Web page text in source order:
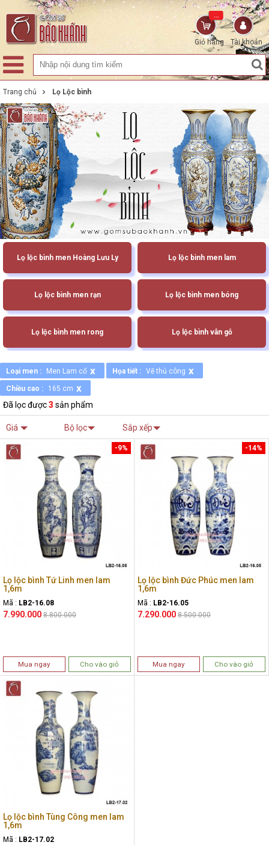
Tài khoản
Giỏ hàng
...
Trang chủ Lọ Lộc bình
Lọ lộc bình men Hoàng Lưu Ly Lọ lộc bình men lam
Lọ lộc bình men rạn Lọ lộc bình men bóng
Lọ lộc bình men rong Lọ lộc bình vân gỗ
Loại men : Men Lam cổ x Họa tiết : Vẽ thủ công x
Chiều cao : 165 cm x
Đã lọc được3 sản phẩm
Giá Bộ lọc Sắp xếp
Lọ lộc bình Tứ Linh men lam
1,6m
Mã : LB2-16.08
7.990.000
-9%
8.800.000
Mua ngay Cho vào giỏ
Lọ lộc bình Đức Phúc men lam
1,6m
Mã : LB2-16.05
7.290.000
-14%
8.500.000
Mua ngay Cho vào giỏ
Lọ lộc bình Tùng Công men lam
1,6m
Mã : LB2-17.02